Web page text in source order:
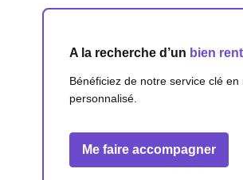
A la recherche d’un bien
Bénéficiez de notre service clé en
personnalisé.
Me faire accompagner